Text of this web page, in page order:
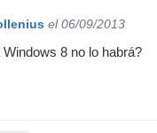
el 06/09/2013
8 no lo habrá?